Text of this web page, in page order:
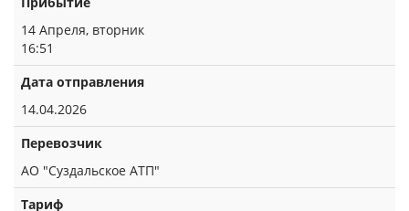
14 Апреля, вторник
16:51
Дата отправления
14.04.2026
Перевозчик
АО "Суздальское АТП"
Тариф